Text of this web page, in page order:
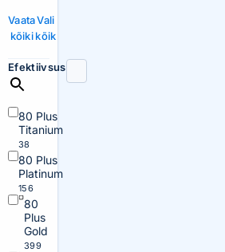
Vaata
kõiki
Vali
kõik
Efektiivsus
80 Plus
Titanium
38
80 Plus
Platinum
156
80
Plus
Gold
399